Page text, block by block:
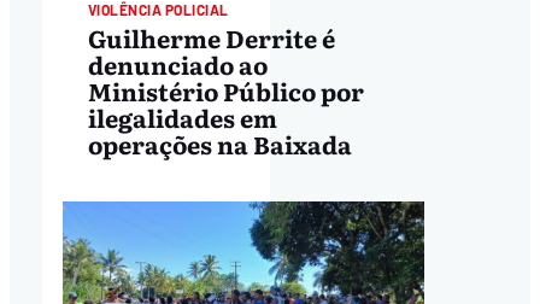
VIOLÊNCIA POLICIAL
Guilherme Derrite é
denunciado ao
Ministério Público por
ilegalidades em
operações na Baixada